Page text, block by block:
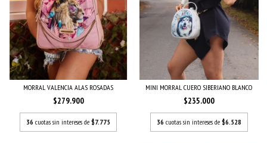
MORRAL VALENCIA ALAS ROSADAS
$279.900
36 cuotas sin intereses de $7.775
MINI MORRAL CUERO SIBERIANO BLANCO
$235.000
36 cuotas sin intereses de $6.528